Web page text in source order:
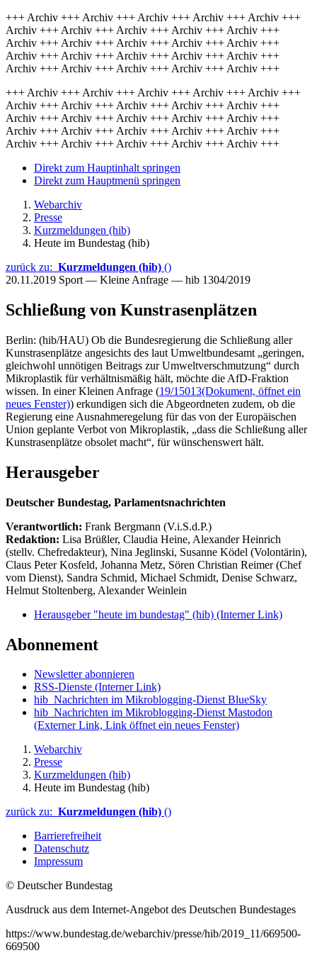
+++ Archiv +++ Archiv +++ Archiv +++ Archiv +++ Archiv +++
Archiv +++ Archiv +++ Archiv +++ Archiv +++ Archiv +++
Archiv +++ Archiv +++ Archiv +++ Archiv +++ Archiv +++
Archiv +++ Archiv +++ Archiv +++ Archiv +++ Archiv +++
Archiv +++ Archiv +++ Archiv +++ Archiv +++ Archiv +++
+++ Archiv +++ Archiv +++ Archiv +++ Archiv +++ Archiv +++
Archiv +++ Archiv +++ Archiv +++ Archiv +++ Archiv +++
Archiv +++ Archiv +++ Archiv +++ Archiv +++ Archiv +++
Archiv +++ Archiv +++ Archiv +++ Archiv +++ Archiv +++
Archiv +++ Archiv +++ Archiv +++ Archiv +++ Archiv +++
Direkt zum Hauptinhalt springen
Direkt zum Hauptmenü springen
Webarchiv
Presse
Kurzmeldungen (hib)
Heute im Bundestag (hib)
zurück zu: Kurzmeldungen (hib) ()
20.11.2019 Sport — Kleine Anfrage — hib 1304/2019
Schließung von Kunstrasenplätzen
Berlin: (hib/HAU) Ob die Bundesregierung die Schließung aller
Kunstrasenplätze angesichts des laut Umweltbundesamt „geringen,
gleichwohl unnötigen Beitrags zur Umweltverschmutzung“ durch
Mikroplastik für verhältnismäßig hält, möchte die AfD-Fraktion
wissen. In einer Kleinen Anfrage (19/15013(Dokument, öffnet ein
neues Fenster)) erkundigen sich die Abgeordneten zudem, ob die
Regierung eine Ausnahmeregelung für das von der Europäischen
Union geplante Verbot von Mikroplastik, „dass die Schließung aller
Kunstrasenplätze obsolet macht“, für wünschenswert hält.
Herausgeber
Deutscher Bundestag, Parlamentsnachrichten
Verantwortlich: Frank Bergmann (V.i.S.d.P.)
Redaktion: Lisa Brüßler, Claudia Heine, Alexander Heinrich
(stellv. Chefredakteur), Nina Jeglinski, Susanne Ködel (Volontärin),
Claus Peter Kosfeld, Johanna Metz, Sören Christian Reimer (Chef
vom Dienst), Sandra Schmid, Michael Schmidt, Denise Schwarz,
Helmut Stoltenberg, Alexander Weinlein
Herausgeber "heute im bundestag" (hib) (Interner Link)
Abonnement
Newsletter abonnieren
RSS-Dienste (Interner Link)
hib_Nachrichten im Mikroblogging-Dienst BlueSky
hib_Nachrichten im Mikroblogging-Dienst Mastodon
(Externer Link, Link öffnet ein neues Fenster)
Webarchiv
Presse
Kurzmeldungen (hib)
Heute im Bundestag (hib)
zurück zu: Kurzmeldungen (hib) ()
Barrierefreiheit
Datenschutz
Impressum
© Deutscher Bundestag
Ausdruck aus dem Internet-Angebot des Deutschen Bundestages
https://www.bundestag.de/webarchiv/presse/hib/2019_11/669500-
669500